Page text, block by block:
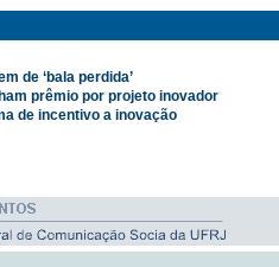
de ‘bala perdida’
prêmio por projeto inovador
de incentivo a inovação